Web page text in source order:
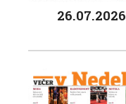
26.07.2026